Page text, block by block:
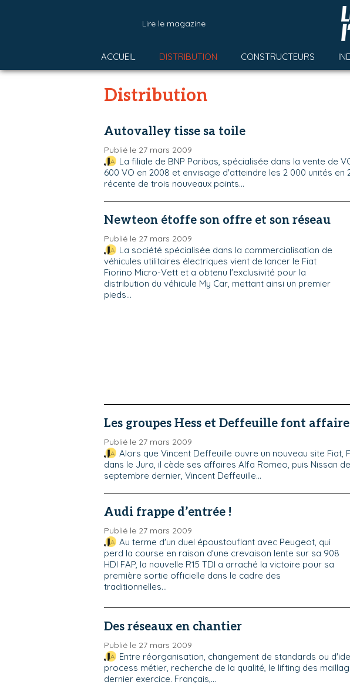
Lire le magazine
ACCUEIL DISTRIBUTION CONSTRUCTEURS
Distribution
Autovalley tisse sa toile
Publié le 27 mars 2009
La filiale de BNP Paribas, spécialisée dans la vente de
600 VO en 2008 et envisage d'atteindre les 2 000 unités
récente de trois nouveaux points...
Newteon étoffe son offre et son réseau
Publié le 27 mars 2009
La société spécialisée dans la commercialisation de
véhicules utilitaires électriques vient de lancer le Fiat
Fiorino Micro-Vett et a obtenu l'exclusivité pour la
distribution du véhicule My Car, mettant ainsi un premier
pieds...
Les groupes Hess et Deffeuille font affaire
Publié le 27 mars 2009
Alors que Vincent Deffeuille ouvre un nouveau site Fiat,
dans le Jura, il cède ses affaires Alfa Romeo, puis Nissan
septembre dernier, Vincent Deffeuille...
Audi frappe d’entrée !
Publié le 27 mars 2009
Au terme d'un duel époustouflant avec Peugeot, qui
perd la course en raison d'une crevaison lente sur sa 908
HDI FAP, la nouvelle R15 TDI a arraché la victoire pour sa
première sortie officielle dans le cadre des
traditionnelles...
Des réseaux en chantier
Publié le 27 mars 2009
Entre réorganisation, changement de standards ou
process métier, recherche de la qualité, le lifting des
dernier exercice. Français,...